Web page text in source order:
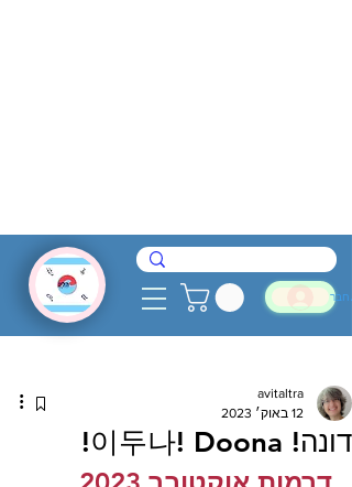
דונה! 이두나! Doona!
avitaltra
12 באוק׳ 2023